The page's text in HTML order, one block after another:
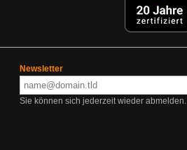
Newsletter
Sie können sich jederzeit wieder abmelden.